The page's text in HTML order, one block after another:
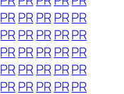
PRPRPR PRPR
PRPRPR PRPR
PRPRPR PRPR
PRPRPR PRPR
PRPRPR PRPR